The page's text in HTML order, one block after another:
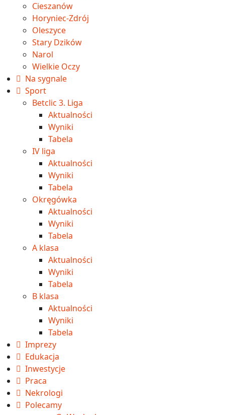
Cieszanów
Horyniec-Zdrój
Oleszyce
Stary Dzików
Narol
Wielkie Oczy
Na sygnale
Sport
Betclic 3. Liga
Aktualności
Wyniki
Tabela
IV liga
Aktualności
Wyniki
Tabela
Okręgówka
Aktualności
Wyniki
Tabela
A klasa
Aktualności
Wyniki
Tabela
B klasa
Aktualności
Wyniki
Tabela
Imprezy
Edukacja
Inwestycje
Praca
Nekrologi
Polecamy